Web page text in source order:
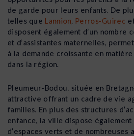
de garde pour leurs enfants. De
telles que Lannion Perros-Guirec
disposent également d’un nombre
et d’assistantes maternelles,
à la demande croissante en
dans la région.
Pleumeur-Bodou, située en
attractive offrant un cadre de vie
familles. En plus des structures
enfance, la ville dispose également
d’espaces verts et de